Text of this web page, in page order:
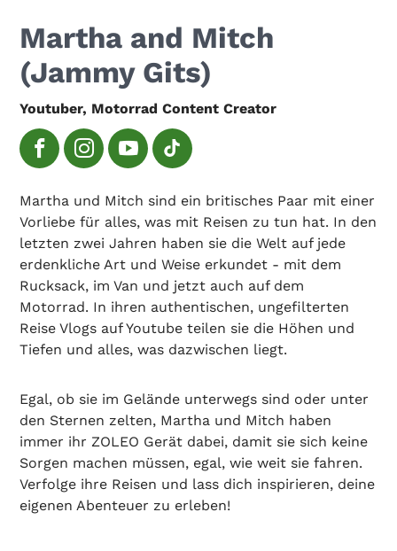
Martha and Mitch
(Jammy Gits)
Youtuber, Motorrad Content Creator
Martha und Mitch sind ein britisches Paar mit einer
Vorliebe für alles, was mit Reisen zu tun hat. In den
letzten zwei Jahren haben sie die Welt auf jede
erdenkliche Art und Weise erkundet - mit dem
Rucksack, im Van und jetzt auch auf dem
Motorrad. In ihren authentischen, ungefilterten
Reise Vlogs auf Youtube teilen sie die Höhen und
Tiefen und alles, was dazwischen liegt.
Egal, ob sie im Gelände unterwegs sind oder unter
den Sternen zelten, Martha und Mitch haben
immer ihr ZOLEO Gerät dabei, damit sie sich keine
Sorgen machen müssen, egal, wie weit sie fahren.
Verfolge ihre Reisen und lass dich inspirieren, deine
eigenen Abenteuer zu erleben!